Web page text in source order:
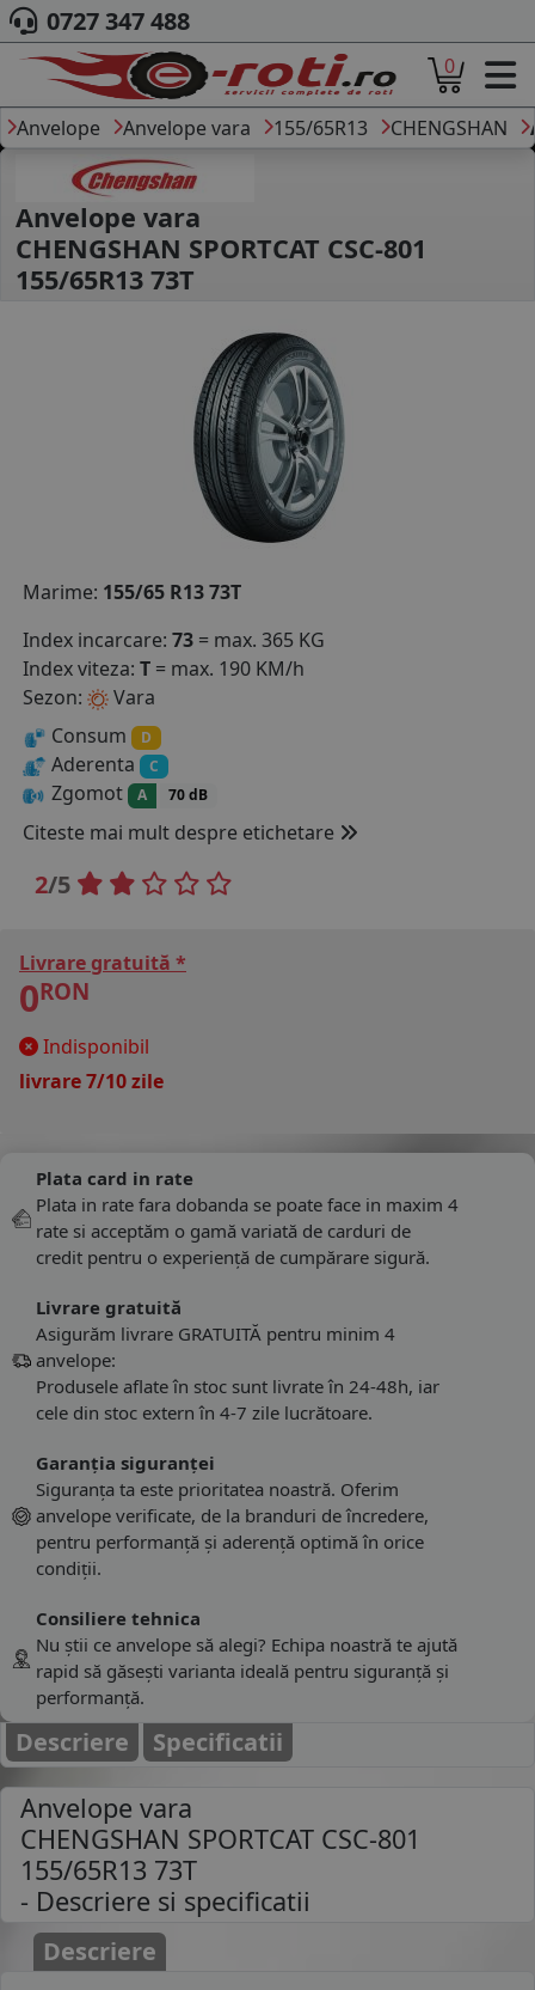
ACASA
DESPRE NOI
ANVELOPE
AUTO
CAMION
MOTO
CAUTARE DUPA
DIMENSIUNI
PRODUCATORI ANVELOPE
MARCA AUTO
B2B - COLABORARE COMPANII
CONTACT
0727 347 488
0
Anvelope Anvelope vara 155/65R13 CHENGSHAN
Anvelope vara
CHENGSHAN SPORTCAT CSC-801
155/65R13 73T
Marime: 155/65 R13 73T
Index incarcare: 73 = max. 365 KG
Index viteza: T = max. 190 KM/h
Sezon:
Vara
Consum
D
Aderenta C
Zgomot A 70 dB
Citeste mai mult despre etichetare
2/5
Livrare gratuită *
0RON
Indisponibil
livrare 7/10 zile
Plata card in rate
Plata in rate fara dobanda se poate face in maxim 4
rate si acceptăm o gamă variată de carduri de
credit pentru o experiență de cumpărare sigură.
Livrare gratuită
Asigurăm livrare GRATUITĂ pentru minim 4
anvelope:
Produsele aflate în stoc sunt livrate în 24-48h, iar
cele din stoc extern în 4-7 zile lucrătoare.
Garanția siguranței
Siguranța ta este prioritatea noastră. Oferim
anvelope verificate, de la branduri de încredere,
pentru performanță și aderență optimă în orice
condiții.
Consiliere tehnica
Nu știi ce anvelope să alegi? Echipa noastră te ajută
rapid să găsești varianta ideală pentru siguranță și
performanță.
Descriere Specificatii
Anvelope vara
CHENGSHAN SPORTCAT CSC-801
155/65R13 73T
- Descriere si specificatii
Descriere